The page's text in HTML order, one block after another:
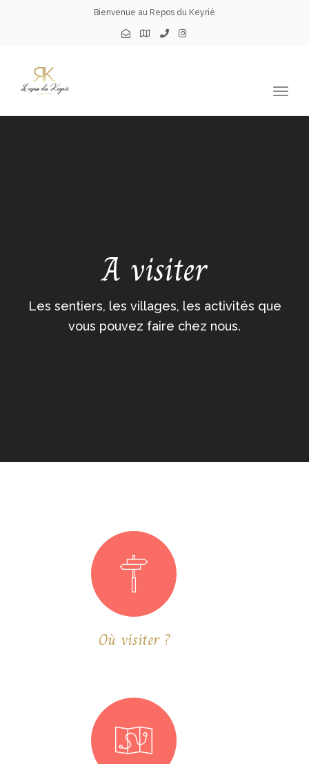
Bienvenue au Repos du Keyrié
A visiter
Les sentiers, les villages, les activités que
vous pouvez faire chez nous.
Où visiter ?